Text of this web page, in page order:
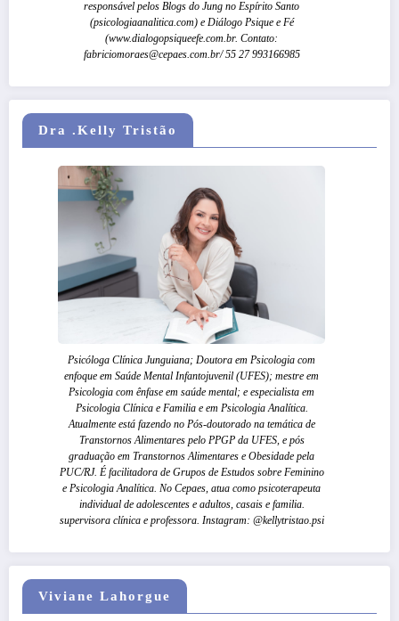
responsável pelos Blogs do Jung no Espírito Santo
(psicologiaanalitica.com) e Diálogo Psique e Fé
(www.dialogopsiqueefe.com.br. Contato:
fabriciomoraes@cepaes.com.br/ 55 27 993166985
Dra .Kelly Tristão
Psicóloga Clínica Junguiana; Doutora em Psicologia com
enfoque em Saúde Mental Infantojuvenil (UFES); mestre em
Psicologia com ênfase em saúde mental; e especialista em
Psicologia Clínica e Familia e em Psicologia Analítica.
Atualmente está fazendo no Pós-doutorado na temática de
Transtornos Alimentares pelo PPGP da UFES, e pós
graduação em Transtornos Alimentares e Obesidade pela
PUC/RJ. É facilitadora de Grupos de Estudos sobre Feminino
e Psicologia Analítica. No Cepaes, atua como psicoterapeuta
individual de adolescentes e adultos, casais e familia.
supervisora clínica e professora. Instagram: @kellytristao.psi
Viviane Lahorgue